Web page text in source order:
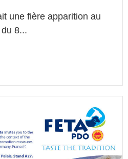
une fière apparition au
8...